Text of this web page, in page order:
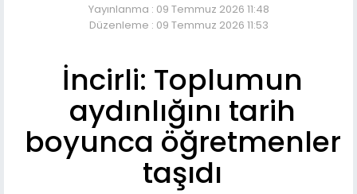
Yayınlanma : 09 Temmuz 2026 11:48
Düzenleme : 09 Temmuz 2026 11:53
İncirli: Toplumun
aydınlığını tarih
boyunca öğretmenler
taşıdı